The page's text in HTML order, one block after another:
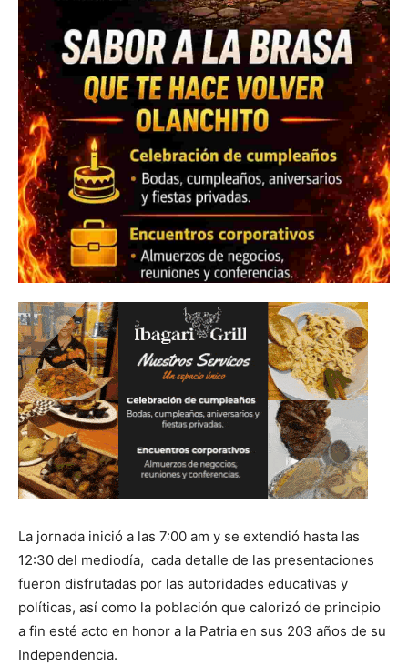
La jornada inició a las 7:00 am y se extendió hasta las
12:30 del mediodía, cada detalle de las presentaciones
fueron disfrutadas por las autoridades educativas y
políticas, así como la población que calorizó de principio
a fin esté acto en honor a la Patria en sus 203 años de su
Independencia.